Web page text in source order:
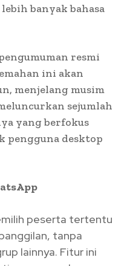
banyak bahasa
resmi
ini akan
menjelang musim
sejumlah
yang berfokus
pengguna desktop
peserta tertentu
tanpa
lainnya. Fitur ini